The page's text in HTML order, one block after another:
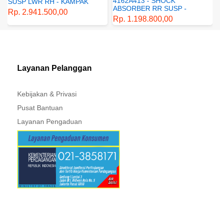
DEPAN BAWAH KANAN -
GENUINE SPAREPART -
MITSUBISHI - XPANDER
Rp. 2.941.500,00
ABSORBER RR SUSP -
SUSPENSI BELAKANG -
SHOCKBREAKER BELAKANG
Rp. 1.198.800,00
Layanan Pelanggan
Kebijakan & Privasi
Pusat Bantuan
Layanan Pengaduan